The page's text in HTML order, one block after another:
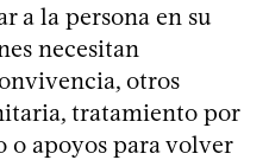
a la persona en su
necesitan
otros
tratamiento por
apoyos para volver